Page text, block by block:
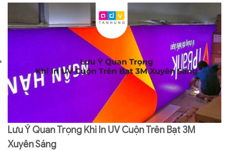
Lưu Ý Quan Trọng Khi In UV Cuộn Trên Bạt 3M
Xuyên Sáng